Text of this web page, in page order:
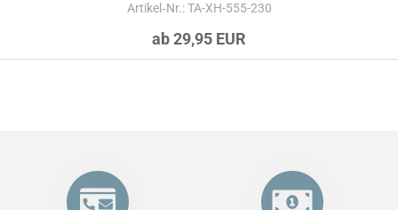
Artikel‑Nr.: TA-XH-555-230
ab 29,95 EUR